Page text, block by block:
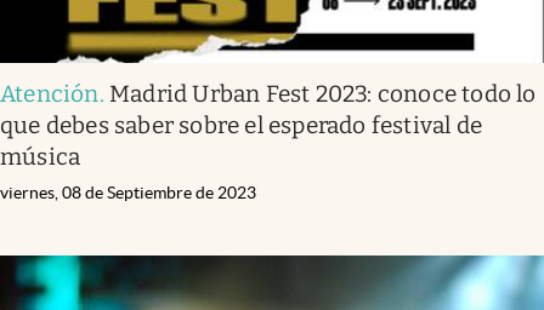
Atención. Madrid Urban Fest 2023: conoce todo lo
que debes saber sobre el esperado festival de
música
viernes, 08 de Septiembre de 2023